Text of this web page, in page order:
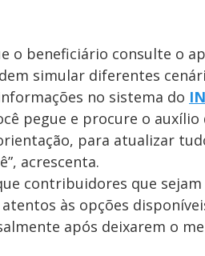
o beneficiário consulte o
simular diferentes
no sistema do
pegue e procure o auxílio
para atualizar
acrescenta.
contribuidores que sejam
às opções
após deixarem o